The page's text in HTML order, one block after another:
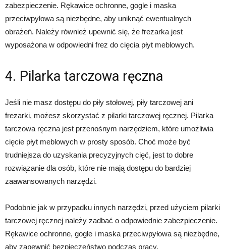
zabezpieczenie. Rękawice ochronne, gogle i maska
przeciwpyłowa są niezbędne, aby uniknąć ewentualnych
obrażeń. Należy również upewnić się, że frezarka jest
wyposażona w odpowiedni frez do cięcia płyt meblowych.
4. Pilarka tarczowa ręczna
Jeśli nie masz dostępu do piły stołowej, piły tarczowej ani
frezarki, możesz skorzystać z pilarki tarczowej ręcznej. Pilarka
tarczowa ręczna jest przenośnym narzędziem, które umożliwia
cięcie płyt meblowych w prosty sposób. Choć może być
trudniejsza do uzyskania precyzyjnych cięć, jest to dobre
rozwiązanie dla osób, które nie mają dostępu do bardziej
zaawansowanych narzędzi.
Podobnie jak w przypadku innych narzędzi, przed użyciem pilarki
tarczowej ręcznej należy zadbać o odpowiednie zabezpieczenie.
Rękawice ochronne, gogle i maska przeciwpyłowa są niezbędne,
aby zapewnić bezpieczeństwo podczas pracy.